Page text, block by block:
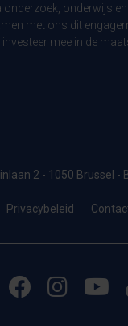
onderzoek, onderwijs
met ons dit
mee in de
2 - 1050 Brussel -
Privacybeleid